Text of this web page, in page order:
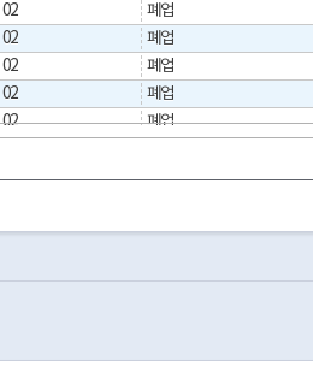
02 폐업
02 폐업
02 폐업
02 폐업
02 폐업
02 폐업
01 영업
02 폐업